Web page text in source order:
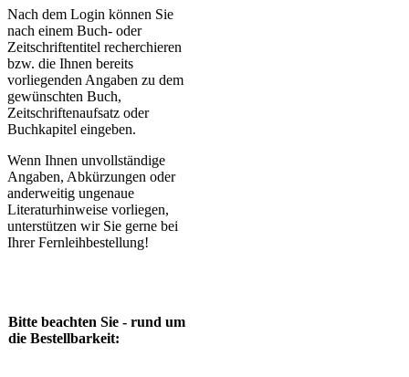
Nach dem Login können Sie
nach einem Buch- oder
Zeitschriftentitel recherchieren
bzw. die Ihnen bereits
vorliegenden Angaben zu dem
gewünschten Buch,
Zeitschriftenaufsatz oder
Buchkapitel eingeben.
Wenn Ihnen unvollständige
Angaben, Abkürzungen oder
anderweitig ungenaue
Literaturhinweise vorliegen,
unterstützen wir Sie gerne bei
Ihrer Fernleihbestellung!
Bitte beachten Sie - rund um
die Bestellbarkeit: